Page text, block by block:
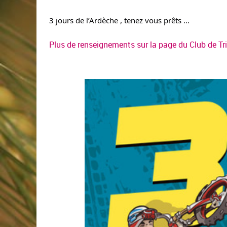
3 jours de l’Ardèche , tenez vous prêts ...
Plus de renseignements sur la page du Club de